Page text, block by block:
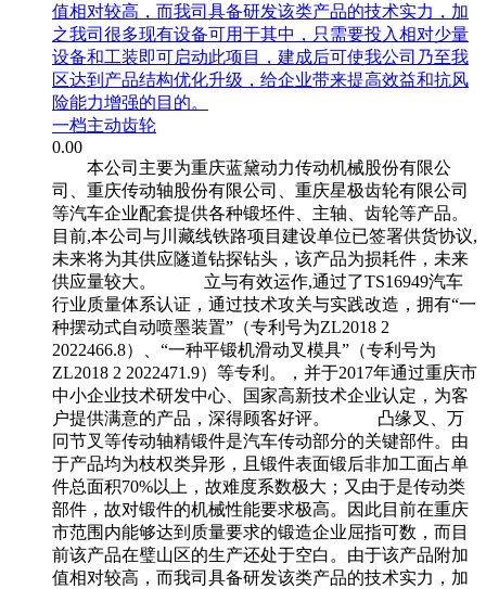
值相对较高，而我司具备研发该类产品的技术实力，加
之我司很多现有设备可用于其中，只需要投入相对少量
设备和工装即可启动此项目，建成后可使我公司乃至我
区达到产品结构优化升级，给企业带来提高效益和抗风
险能力增强的目的。
一档主动齿轮
0.00
本公司主要为重庆蓝黛动力传动机械股份有限公
司、重庆传动轴股份有限公司、重庆星极齿轮有限公司
等汽车企业配套提供各种锻坯件、主轴、齿轮等产品。
目前,本公司与川藏线铁路项目建设单位已签署供货协议,
未来将为其供应隧道钻探钻头，该产品为损耗件，未来
供应量较大。 立与有效运作,通过了TS16949汽车
行业质量体系认证，通过技术攻关与实践改造，拥有“一
种摆动式自动喷墨装置”（专利号为ZL2018 2
2022466.8）、“一种平锻机滑动叉模具”（专利号为
ZL2018 2 2022471.9）等专利。，并于2017年通过重庆市
中小企业技术研发中心、国家高新技术企业认定，为客
户提供满意的产品，深得顾客好评。 凸缘叉、万
冋节叉等传动轴精锻件是汽车传动部分的关键部件。由
于产品均为枝权类异形，且锻件表面锻后非加工面占单
件总面积70%以上，故难度系数极大；又由于是传动类
部件，故对锻件的机械性能要求极高。因此目前在重庆
市范围内能够达到质量要求的锻造企业屈指可数，而目
前该产品在璧山区的生产还处于空白。由于该产品附加
值相对较高，而我司具备研发该类产品的技术实力，加